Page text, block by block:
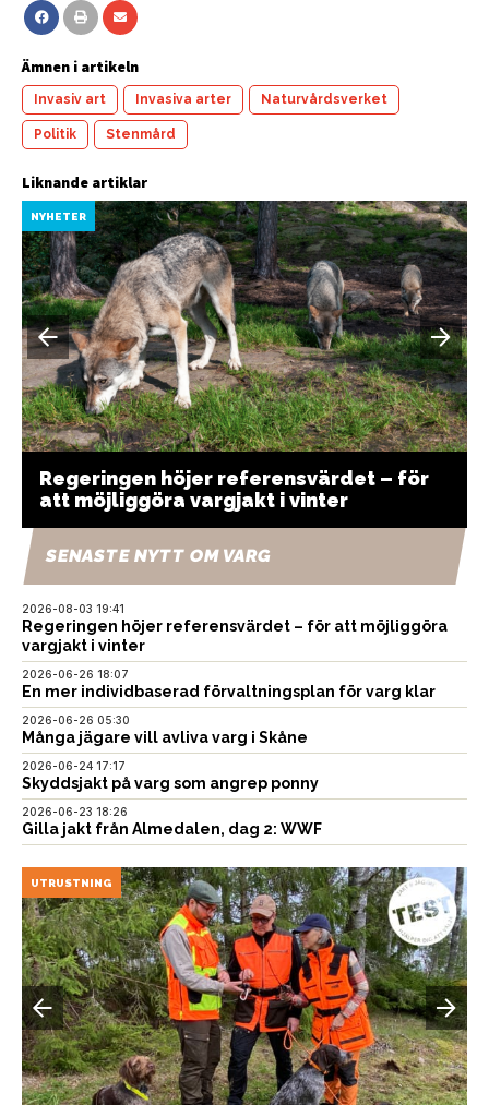
Ämnen i artikeln
Invasiv art Invasiva arter Naturvårdsverket
Politik Stenmård
Liknande artiklar
NYHETER
Regeringen höjer referensvärdet – för
att möjliggöra vargjakt i vinter
SENASTE NYTT OM VARG
2026-08-03 19:41
Regeringen höjer referensvärdet – för att möjliggöra
vargjakt i vinter
2026-06-26 18:07
En mer individbaserad förvaltningsplan för varg klar
2026-06-26 05:30
Många jägare vill avliva varg i Skåne
2026-06-24 17:17
Skyddsjakt på varg som angrep ponny
2026-06-23 18:26
Gilla jakt från Almedalen, dag 2: WWF
UTRUSTNING